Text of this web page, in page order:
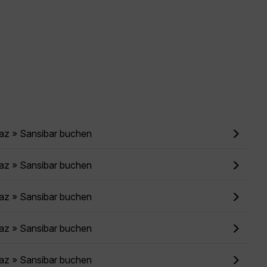
» Sansibar buchen
» Sansibar buchen
» Sansibar buchen
» Sansibar buchen
» Sansibar buchen